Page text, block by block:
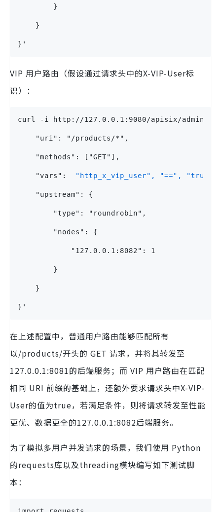
        }
    }
}'
VIP 用户路由（假设通过请求头中的X-VIP-User标
识）：
curl -i http://127.0.0.1:9080/apisix/admin/
    "uri": "/products/*",
    "methods": ["GET"],
    "vars":
"http_x_vip_user", "==", "true"
    "upstream": {
        "type": "roundrobin",
        "nodes": {
            "127.0.0.1:8082": 1
        }
    }
}'
在上述配置中，普通用户路由能够匹配所有
以/products/开头的 GET 请求，并将其转发至
127.0.0.1:8081的后端服务；而 VIP 用户路由在匹配
相同 URI 前缀的基础上，还额外要求请求头中X-VIP-
User的值为true，若满足条件，则将请求转发至性能
更优、数据更全的127.0.0.1:8082后端服务。
为了模拟多用户并发请求的场景，我们使用 Python
的requests库以及threading模块编写如下测试脚
本：